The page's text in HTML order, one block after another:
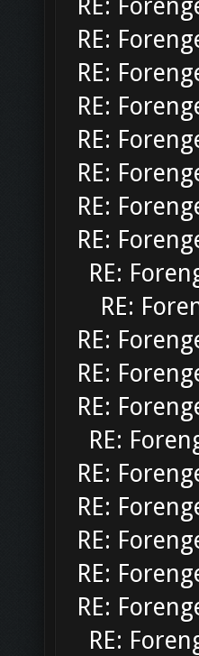
RE:
RE:
RE:
RE:
RE:
RE:
RE:
RE:
RE:
RE:
RE:
RE:
RE:
RE:
RE:
RE:
RE:
RE:
RE:
RE: